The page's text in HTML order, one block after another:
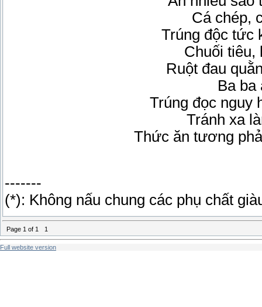
Cá chép,
Trúng độc tức
Chuối tiêu,
Ruột đau
Ba ba
Trúng đọc nguy
Tránh xa
Thức ăn tương
-------
(*): Không nấu chung các phụ chất
Page 1 of 1 1
Full website version